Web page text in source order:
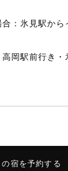
：氷見駅か
岡駅前行き
の宿を予約する